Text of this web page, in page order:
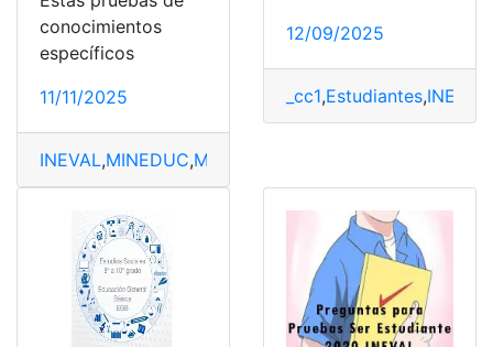
conocimientos
específicos
11/11/2025
INEVAL,MINEDUC,Ministerio de Educación
12/09/2025
_cc1,Estudiantes,INEVAL